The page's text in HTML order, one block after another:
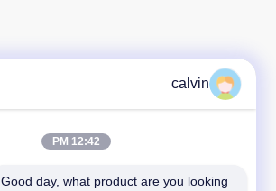
calvin
12:42 PM
Good day, what product are you looking